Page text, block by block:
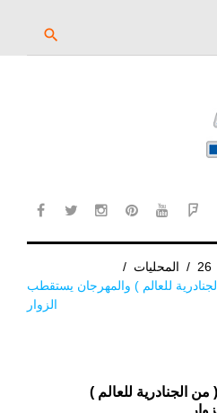
search
26
/ المحليات /
للعالم ) والمهرجان يستقطب
الزوار
من الجنادرية للعالم )